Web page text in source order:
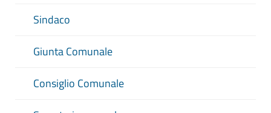
Sindaco
Giunta Comunale
Consiglio Comunale